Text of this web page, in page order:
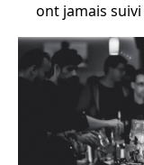
ont jamais